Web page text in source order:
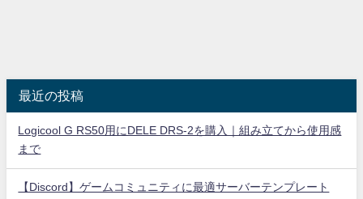
最近の投稿
Logicool G RS50用にDELE DRS-2を購入｜組み立てから使用感
まで
【Discord】ゲームコミュニティに最適サーバーテンプレート